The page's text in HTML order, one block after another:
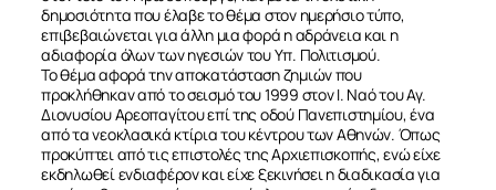
δημοσιότητα που έλαβε το θέμα στον ημερήσιο τύπο,
επιβεβαιώνεται για άλλη μια φορά η αδράνεια και η
αδιαφορία όλων των ηγεσιών του Υπ. Πολιτισμού.
Το θέμα αφορά την αποκατάσταση ζημιών που
προκλήθηκαν από το σεισμό του 1999 στον Ι. Ναό του Αγ.
Διονυσίου Αρεοπαγίτου επί της οδού Πανεπιστημίου, ένα
από τα νεοκλασικά κτίρια του κέντρου των Αθηνών. Όπως
προκύπτει από τις επιστολές της Αρχιεπισκοπής, ενώ είχε
εκδηλωθεί ενδιαφέρον και είχε ξεκινήσει η διαδικασία για